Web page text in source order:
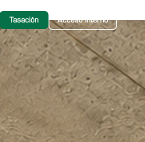
Tasación Acceso interno